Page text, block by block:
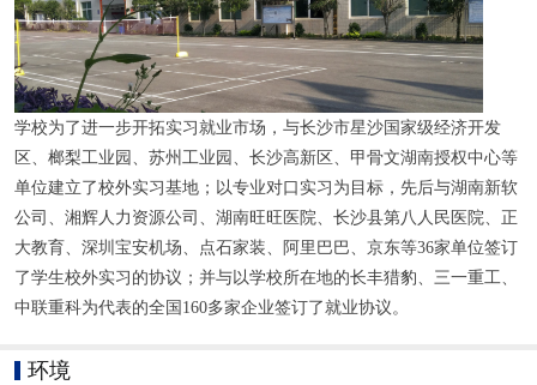
学校为了进一步开拓实习就业市场，与长沙市星沙国家级经济开发
区、榔梨工业园、苏州工业园、长沙高新区、甲骨文湖南授权中心等
单位建立了校外实习基地；以专业对口实习为目标，先后与湖南新软
公司、湘辉人力资源公司、湖南旺旺医院、长沙县第八人民医院、正
大教育、深圳宝安机场、点石家装、阿里巴巴、京东等36家单位签订
了学生校外实习的协议；并与以学校所在地的长丰猎豹、三一重工、
中联重科为代表的全国160多家企业签订了就业协议。
环境